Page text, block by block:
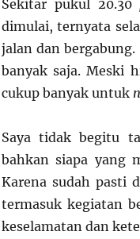
Sekitar pukul 20.30
dimulai, ternyata
jalan dan
banyak saja. Meski
cukup banyak untuk
Saya tidak begitu
bahkan siapa yang
Karena sudah pasti
termasuk kegiatan
keselamatan dan